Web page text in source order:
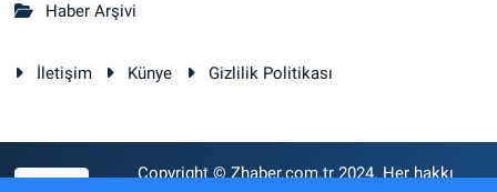
Haber Arşivi
İletişim Künye Gizlilik Politikası
Copyright © Zhaber.com.tr 2024. Her hakkı